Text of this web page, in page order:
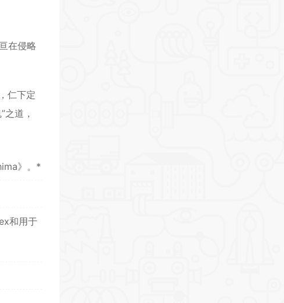
在侵略
仁下定
道，
》。*
和用于